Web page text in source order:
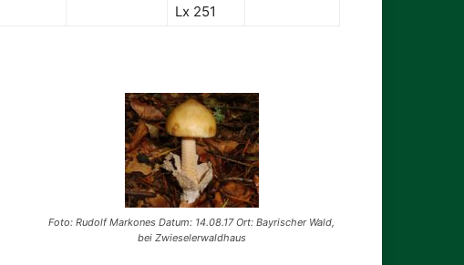
Lx 251
Foto: Rudolf Markones Datum: 14.08.17 Ort: Bayrischer Wald,
bei Zwieselerwaldhaus